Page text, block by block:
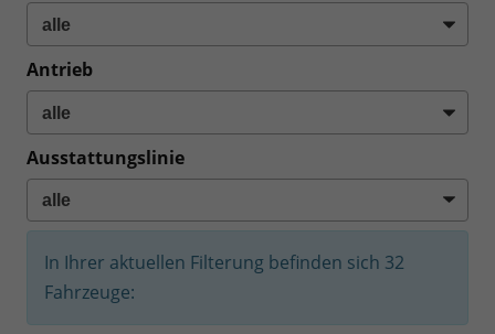
Antrieb
Ausstattungslinie
In Ihrer aktuellen Filterung befinden sich 32
Fahrzeuge: